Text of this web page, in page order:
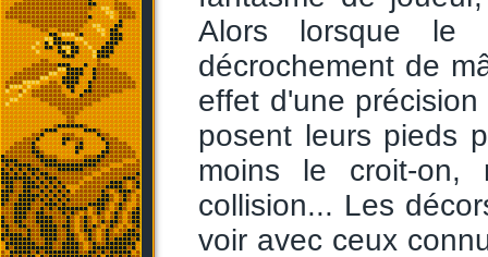
Alors lorsque le
décrochement de
effet d'une
posent leurs pieds
moins le croit-on,
collision... Les
voir avec ceux